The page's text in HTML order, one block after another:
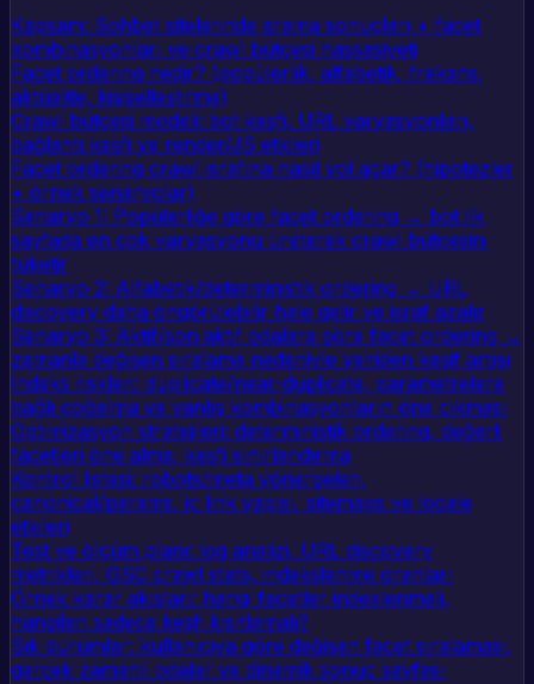
Kapsam: Sohbet sitelerinde arama sonuçları + facet
kombinasyonları ve crawl bütçesi hassasiyeti
Facet ordering nedir? (popülerlik, alfabetik, frekans,
aktüalite, kişiselleştirme)
Crawl bütçesi modeli: bot keşfi, URL varyasyonları,
bağlantı keşfi ve render/JS etkileri
Facet ordering crawl israfına nasıl yol açar? (hipotezler
+ örnek senaryolar)
Senaryo 1: Popülerliğe göre facet ordering → bot ilk
sayfada en çok varyasyonu üreterek crawl bütçesini
tüketir
Senaryo 2: Alfabetik/deterministik ordering → URL
discovery daha öngörülebilir hale gelir ve israf azalır
Senaryo 3: Aktif/son aktif odalara göre facet ordering →
zamanla değişen sıralama nedeniyle yeniden keşif artışı
İndeks riskleri: duplicate/near-duplicate, parametrelere
bağlı çoğalma ve yanlış kombinasyonların öne çıkması
Optimizasyon stratejileri: deterministik ordering, değerli
facetleri öne alma, keşfi sınırlandırma
Kontrol listesi: robots/meta yönergeleri,
canonical/params, iç link yapısı, sitemaps ve locale
etkileri
Test ve ölçüm planı: log analizi, URL discovery
metrikleri, GSC crawl stats, indekslenme oranları
Örnek karar akışları: hangi facetler indexlenmeli,
hangileri sadece keşfi kısıtlamalı?
Sık durumlar: kullanıcıya göre değişen facet sıralaması,
gerçek zamanlı odalar ve dinamik sonuç sayfası